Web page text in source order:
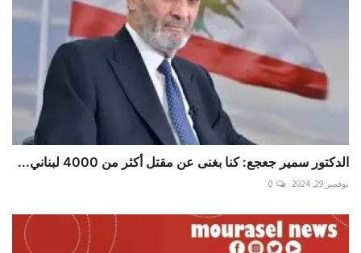
الدكتور سمير جعجع: كنا بغنى عن مقتل أكثر من 4000 لبناني...
نوفمبر 29, 2024 0